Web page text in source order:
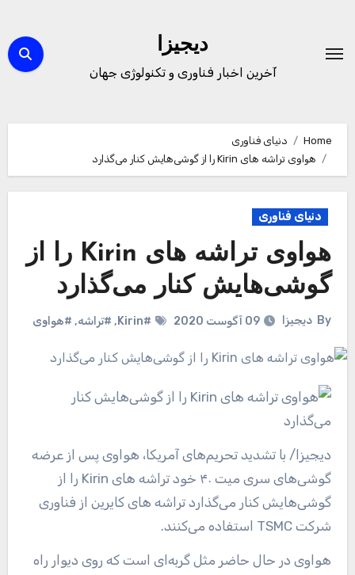
content
دیجیزا
آخرین اخبار فناوری و تکنولوژی جهان
Home
دنیای فناوری
هواوی تراشه های Kirin را از گوشی‌هایش کنار می‌گذارد
دنیای فناوری
هواوی تراشه های Kirin را از
گوشی‌هایش کنار می‌گذارد
By دیجیزا 09 آگوست 2020 #Kirin
, #تراشه, #هواوی
دیجیزا / با تشدید تحریم‌های آمریکا، هواوی پس از عرضه
گوشی‌های سری میت ۴۰ خود تراشه های Kirin را از
گوشی‌هایش کنار می‌گذارد تراشه های کایرین از فناوری
شرکت TSMC استفاده می‌کنند.
هواوی در حال حاضر مثل گربه‌ای است که روی دیوار راه